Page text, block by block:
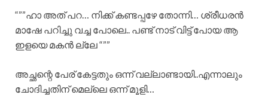
“””ഹാ അത് പറ… നിക്ക് കണ്ടപ്പഴേ തോന്നി… ശ്രീധരൻ
മാഷേ പറിച്ചു വച്ച പോലെ.. പണ്ട് നാട് വിട്ട് പോയ ആ
ഇളയെ മകൻ ല്ലേ “””
അച്ഛന്റെ പേര് കേട്ടതും ഒന്ന് വല്ലാണ്ടായി..എന്നാലും
ചോദിച്ചതിന് മെല്ലെ ഒന്ന് മൂളി…